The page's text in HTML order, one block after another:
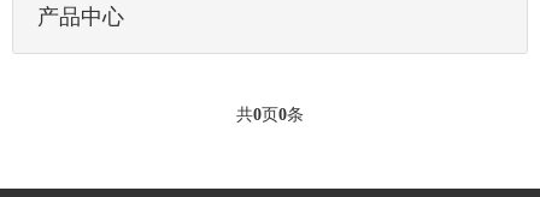
产品中心
共0页0条